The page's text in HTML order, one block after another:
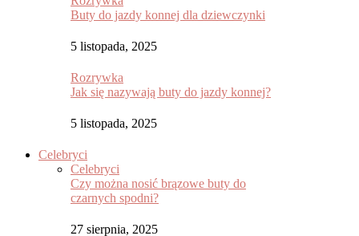
Buty do jazdy konnej dla dziewczynki
5 listopada, 2025
Rozrywka
Jak się nazywają buty do jazdy konnej?
5 listopada, 2025
Celebryci
Celebryci
Czy można nosić brązowe buty do
czarnych spodni?
27 sierpnia, 2025